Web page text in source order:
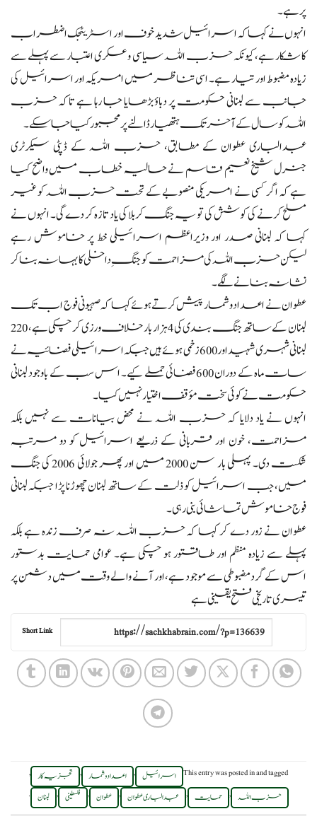
پر ہے۔
انہوں نے کہا کہ اسرائیل شدید خوف اور اسٹریٹجک اضطراب
کا شکار ہے، کیونکہ حزب اللہ سیاسی و عسکری اعتبار سے پہلے سے
زیادہ مضبوط اور تیار ہے۔ اسی تناظر میں امریکہ اور اسرائیل کی
جانب سے لبنانی حکومت پر دباؤ بڑھایا جا رہا ہے تاکہ حزب
اللہ کو سال کے آخر تک ہتھیار ڈالنے پر مجبور کیا جا سکے۔
عبدالباری عطوان کے مطابق، حزب اللہ کے ڈپٹی سیکرٹری
جنرل شیخ نعیم قاسم نے حالیہ خطاب میں واضح کیا
ہے کہ اگر کسی نے امریکی منصوبے کے تحت حزب اللہ کو غیر
مسلح کرنے کی کوشش کی تو یہ جنگ کربلا کی یاد تازہ کر دے گی۔ انہوں نے
کہا کہ لبنانی صدر اور وزیراعظم اسرائیلی خط پر خاموش رہے
لیکن حزب اللہ کی مزاحمت کو جنگِ داخلی کا بہانہ بنا کر
نشانہ بنانے لگے۔
عطوان نے اعداد و شمار پیش کرتے ہوئے کہا کہ صہیونی فوج اب تک
لبنان کے ساتھ جنگ بندی کی 4 ہزار بار خلاف ورزی کر چکی ہے، 220
لبنانی شہری شہید اور 600 زخمی ہوئے ہیں جبکہ اسرائیلی فضائیہ نے
سات ماہ کے دوران 600 فضائی حملے کیے۔ اس سب کے باوجود لبنانی
حکومت نے کوئی سخت مؤقف اختیار نہیں کیا۔
انہوں نے یاد دلایا کہ حزب اللہ نے محض بیانات سے نہیں بلکہ
مزاحمت، خون اور قربانی کے ذریعے اسرائیل کو دو مرتبہ
شکست دی۔ پہلی بار سن 2000 میں اور پھر جولائی 2006 کی جنگ
میں، جب اسرائیل کو ذلت کے ساتھ لبنان چھوڑنا پڑا جبکہ لبنانی
فوج خاموش تماشائی بنی رہی۔
عطوان نے زور دے کر کہا کہ حزب اللہ نہ صرف زندہ ہے بلکہ
پہلے سے زیادہ منظم اور طاقتور ہو چکی ہے۔ عوامی حمایت بدستور
اس کے گرد مضبوطی سے موجود ہے، اور آنے والے وقت میں دشمن پر
تیسری تاریخی فتح یقینی ہے
Short Link
This entry was posted inand tagged اسرائیل , اعداد و شمار , تجزیہ کار ,
حزب اللہ , حمایت , عبدالباری عطوان , عطوان , فلسطینی , لبنان .